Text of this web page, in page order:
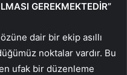
GEREKMEKTEDİR”
dair bir ekip asıllı
noktalar vardır. Bu
ufak bir düzenleme